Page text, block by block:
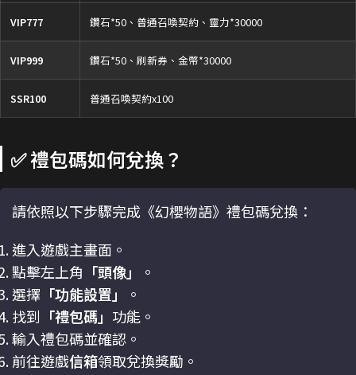
VIP777 鑽石*50、普通召喚契約、靈力*30000
VIP999 鑽石*50、刷新券、金幣*30000
SSR100 普通召喚契約x100
✅ 禮包碼如何兌換？
請依照以下步驟完成《幻櫻物語》禮包碼兌換：
進入遊戲主畫面。
點擊左上角 「頭像」
。
選擇 「功能設置」
。
找到 「禮包碼」 功能。
輸入禮包碼並確認。
前往遊戲信箱領取兌換獎勵。